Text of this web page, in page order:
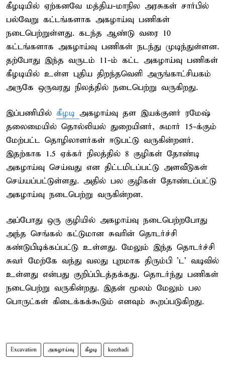
கீழடியில் ஏற்கனவே மத்திய-மாநில அரசுகள் சார்பில்
பல்வேறு கட்டங்களாக அகழாய்வு பணிகள்
நடைபெற்றுள்ளது. கடந்த ஆண்டு வரை 10
கட்டங்களாக அகழாய்வு பணிகள் நடந்து முடிந்துள்ளன.
தற்போது இந்த வருடம் 11-ம் கட்ட அகழாய்வு பணிகள்
கீழடியில் உள்ள புதிய திறந்தவெளி அருங்காட்சியகம்
அருகே ஒருவரது நிலத்தில் நடைபெற்று வருகிறது.
இப்பணியில் கீழடி அகழாய்வு தள இயக்குனர் ரமேஷ்
தலைமையில் தொல்லியல் துறையினர், சுமார் 15-க்கும்
மேற்பட்ட தொழிலாளர்கள் ஈடுபட்டு வருகின்றனர்.
இதற்காக 1.5 ஏக்கர் நிலத்தில் 8 குழிகள் தோண்டி
அகழாய்வு செய்வது என திட்டமிடப்பட்டு அளவீடுகள்
செய்யப்பட்டுள்ளது. அதில் பல குழிகள் தோண்டப்பட்டு
அகழாய்வு நடைபெற்று வருகின்றன.
அப்போது ஒரு குழியில் அகழாய்வு நடைபெற்றபோது
அந்த செங்கல் கட்டுமான சுவரின் தொடர்ச்சி
கண்டுபிடிக்கப்பட்டு உள்ளது. மேலும் இந்த தொடர்ச்சி
சுவர் மேற்கே வந்து வலது புறமாக திரும்பி 'ட' வடிவில்
உள்ளது என்பது குறிப்பிடத்தக்கது. தொடர்ந்து பணிகள்
நடைபெற்று வருகின்றது. இதன் மூலம் மேலும் பல
பொருட்கள் கிடைக்கக்கூடும் எனவும் கூறப்படுகிறது.
Excavation அகழாய்வு கீழடி keezhadi